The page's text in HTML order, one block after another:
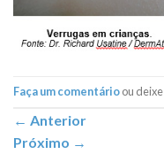
Faça um comentárioou
← Anterior
Próximo →